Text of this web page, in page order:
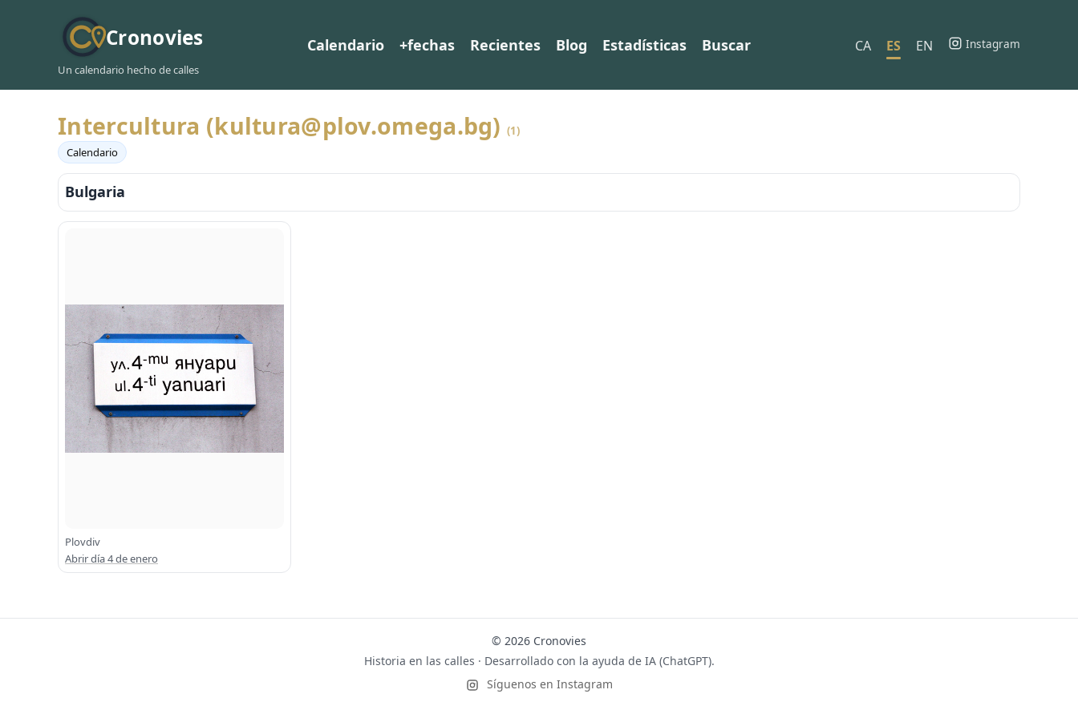
Cronovies
Un calendario hecho de calles
Calendario +fechas Recientes Blog Estadísticas Buscar CA ES EN Instagram
Intercultura (kultura@plov.omega.bg)(1)
Calendario
Bulgaria
Plovdiv
Abrir día 4 de enero
© 2026 Cronovies
Historia en las calles · Desarrollado con la ayuda de IA (ChatGPT).
Síguenos en Instagram